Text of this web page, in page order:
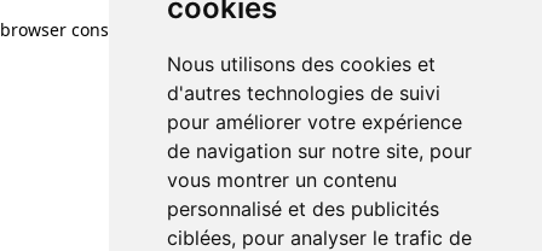
cookies
Nous utilisons des cookies et
d'autres technologies de suivi
pour améliorer votre expérience
de navigation sur notre site, pour
vous montrer un contenu
personnalisé et des publicités
ciblées, pour analyser le trafic de
browser console for more information)